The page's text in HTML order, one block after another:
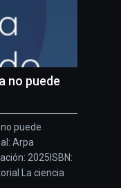
no puede
puede
Arpa
2025ISBN:
La ciencia